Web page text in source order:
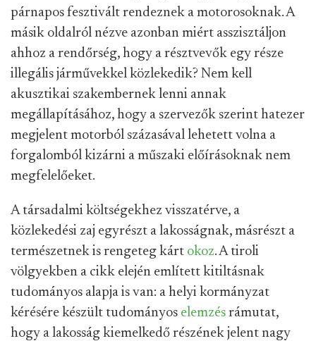
párnapos fesztivált rendeznek a motorosoknak. A
másik oldalról nézve azonban miért asszisztáljon
ahhoz a rendőrség, hogy a résztvevők egy része
illegális járművekkel közlekedik? Nem kell
akusztikai szakembernek lenni annak
megállapításához, hogy a szervezők szerint hatezer
megjelent motorból százasával lehetett volna a
forgalomból kizárni a műszaki előírásoknak nem
megfelelőeket.
A társadalmi költségekhez visszatérve, a
közlekedési zaj egyrészt a lakosságnak, másrészt a
természetnek is rengeteg kárt okoz. A tiroli
völgyekben a cikk elején említett kitiltásnak
tudományos alapja is van: a helyi kormányzat
kérésére készült tudományos elemzés rámutat,
hogy a lakosság kiemelkedő részének jelent nagy